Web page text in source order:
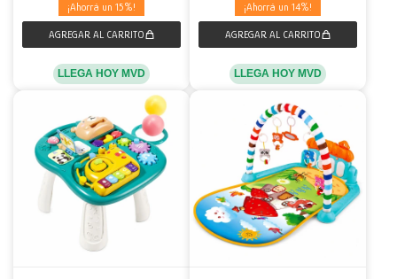
15
LLEGA HOY MVD
14
LLEGA HOY MVD